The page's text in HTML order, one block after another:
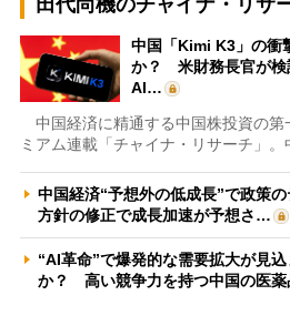
中国「Kimi K3」の衝
か？ 米財務長官が検
AI…
中国経済に精通する中国株投資の第
ミアム連載「チャイナ・リサーチ」。
中国経済“予想外の低成長”で政策
方針の修正で成長加速が予想さ…
“AI革命”で爆発的な需要拡大が見
か？ 高い競争力を持つ中国の医